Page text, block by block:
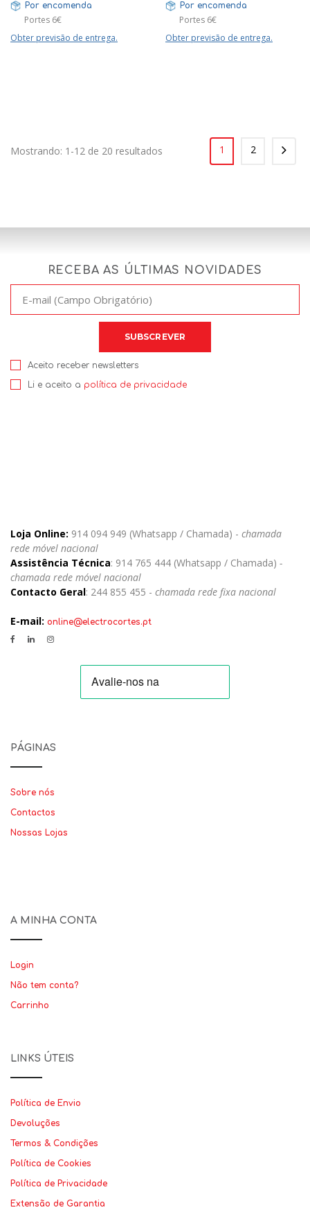
Por encomenda
Portes 6€
Obter previsão de entrega.
Por encomenda
Portes 6€
Obter previsão de entrega.
Mostrando: 1-12 de 20 resultados 1 2
RECEBA AS ÚLTIMAS NOVIDADES
Aceito receber newsletters
Li e aceito a política de privacidade
Loja Online: 914 094 949 (Whatsapp / Chamada) - chamada
rede móvel nacional
Assistência Técnica: 914 765 444 (Whatsapp / Chamada) -
chamada rede móvel nacional
Contacto Geral: 244 855 455 - chamada rede fixa nacional
E-mail: online@electrocortes.pt
PÁGINAS
Sobre nós
Contactos
Nossas Lojas
A MINHA CONTA
Login
Não tem conta?
Carrinho
LINKS ÚTEIS
Política de Envio
Devoluções
Termos & Condições
Política de Cookies
Política de Privacidade
Extensão de Garantia